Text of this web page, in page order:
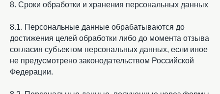
8. Сроки обработки и хранения персональных данных
8.1. Персональные данные обрабатываются до
достижения целей обработки либо до момента отзыва
согласия субъектом персональных данных, если иное
не предусмотрено законодательством Российской
Федерации.